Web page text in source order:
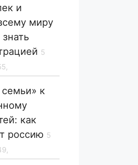
и
миру
5
к
как
россию 5